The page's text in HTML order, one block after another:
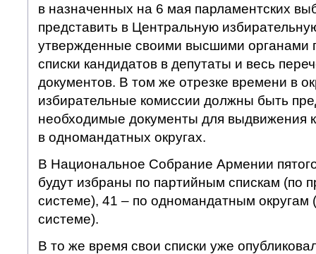
в назначенных на 6 мая парламентских
представить в Центральную
утвержденные своими высшими органами
списки кандидатов в депутаты и весь
документов. В том же отрезке времени в
избирательные комиссии должны быть
необходимые документы для выдвижения
в одномандатных округах.
В Национальное Собрание Армении
будут избраны по партийным спискам (по
системе), 41 – по одномандатным округам
системе).
В то же время свои списки уже